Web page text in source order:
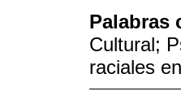
Palabras
Cultural;
raciales